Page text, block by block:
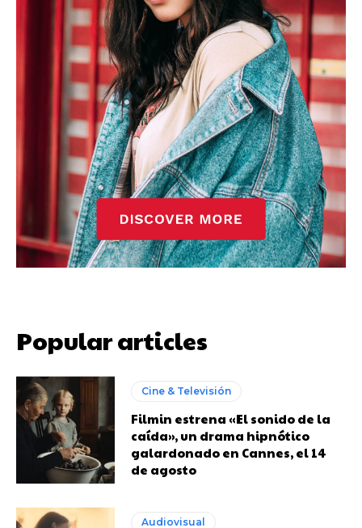
Popular articles
Cine & Televisión
Filmin estrena «El sonido de la
caída», un drama hipnótico
galardonado en Cannes, el 14
de agosto
Audiovisual